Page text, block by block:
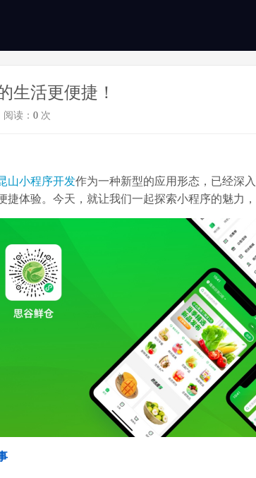
生活更便捷！
阅读： 0 次
山小程序开发作为一种新型的应用形态，已经深
捷体验。今天，就让我们一起探索小程序的魅力